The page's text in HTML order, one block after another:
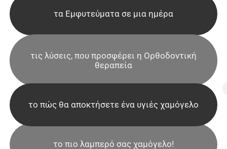
τα Εμφυτεύματα σε μια ημέρα
τις λύσεις, που προσφέρει η Ορθοδοντική
θεραπεία
το πώς θα αποκτήσετε ένα υγιές χαμόγελο
το πιο λαμπερό σας χαμόγελο!